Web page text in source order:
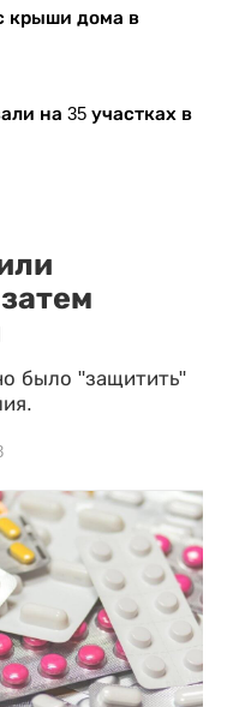
крыши дома в
на 35 участках в
было "защитить"